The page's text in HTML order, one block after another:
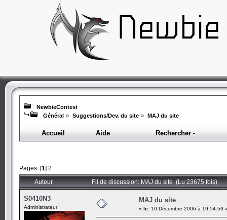
NewbieContest
Général » Suggestions/Dev. du site » MAJ du site
Accueil Aide Rechercher
Pages: [1] 2
Auteur Fil de discussion: MAJ du site (Lu 23675 fois)
S0410N3
Administrateur
MAJ du site
« le: 10 Décembre 2006 à 19:54:59